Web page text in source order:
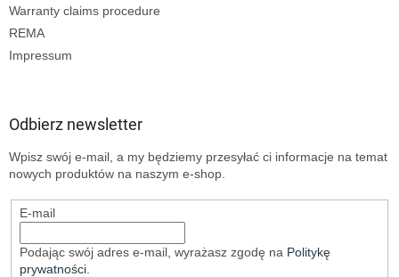
Warranty claims procedure
REMA
Impressum
Odbierz newsletter
Wpisz swój e-mail, a my będziemy przesyłać ci informacje na temat
nowych produktów na naszym e-shop.
E-mail
Podając swój adres e-mail, wyrażasz zgodę na Politykę
prywatności.